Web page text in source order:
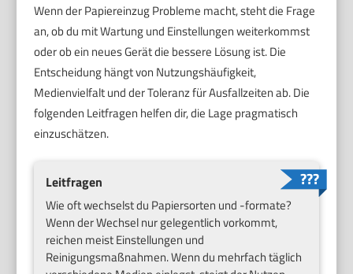
Wenn der Papiereinzug Probleme macht, steht die Frage
an, ob du mit Wartung und Einstellungen weiterkommst
oder ob ein neues Gerät die bessere Lösung ist. Die
Entscheidung hängt von Nutzungshäufigkeit,
Medienvielfalt und der Toleranz für Ausfallzeiten ab. Die
folgenden Leitfragen helfen dir, die Lage pragmatisch
einzuschätzen.
Leitfragen
Wie oft wechselst du Papiersorten und -formate?
Wenn der Wechsel nur gelegentlich vorkommt,
reichen meist Einstellungen und
Reinigungsmaßnahmen. Wenn du mehrfach täglich